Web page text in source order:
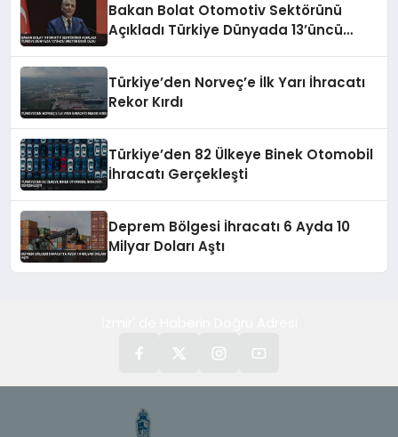
Bakan Bolat Otomotiv Sektörünü
Açıkladı Türkiye Dünyada 13’üncü
Türkiye’den Norveç’e İlk Yarı İhracatı
Rekor Kırdı
Türkiye’den 82 Ülkeye Binek Otomobil
İhracatı Gerçekleşti
Deprem Bölgesi İhracatı 6 Ayda 10
Milyar Doları Aştı